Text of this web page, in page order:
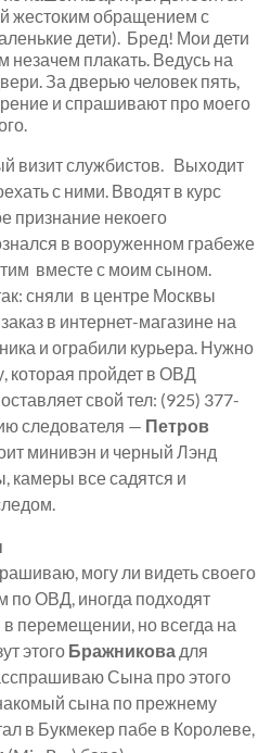
жестоким обращением с
дети). Бред! Мои дети
незачем плакать. Ведусь на
За дверью человек пять,
и спрашивают про моего
визит службистов. Выходит
с ними. Вводят в курс
признание некоего
в вооруженном грабеже
вместе с моим сыном.
сняли в центре Москвы
в интернет-магазине на
и ограбили курьера. Нужно
которая пройдет в ОВД
свой тел: (925) 377-
следователя — Петров
минивэн и черный Лэнд
камеры все садятся и
могу ли видеть своего
по ОВД, иногда подходят
перемещении, но всегда на
этого Бражникова для
Сына про этого
сына по прежнему
в Букмекер пабе в Королеве,